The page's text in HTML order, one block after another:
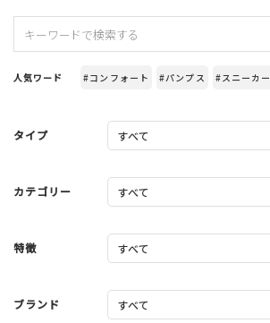
人気ワード #コンフォート #パンプス #スニーカー
タイプ
カテゴリー
特徴
ブランド